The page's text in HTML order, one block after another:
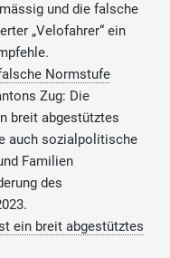
und die falsche
„Velofahrer“ ein
Normstufe
Zug: Die
breit abgestütztes
auch sozialpolitische
Familien
des
ein breit abgestütztes